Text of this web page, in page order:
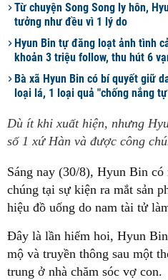
Từ chuyện Song Song ly hôn,
tưởng như đều vì 1 lý do
Hyun Bin tự đăng loạt ảnh tình
khoản 3 triệu follow, thu hút 6
Bà xã Hyun Bin có bí quyết giữ
loại lá, 1 loại quả "chống nắng
Dù ít khi xuất hiện, nhưng
số 1 xứ Hàn và được công
Sáng nay (30/8), Hyun Bin
chúng tại sự kiện ra mắt sản
hiệu đồ uống do nam tài tử
Đây là lần hiếm hoi, Hyun
mộ và truyền thông sau một
trung ở nhà chăm sóc vợ con.